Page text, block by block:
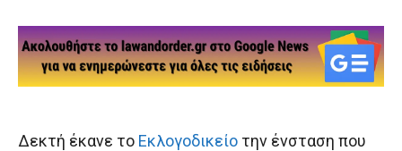
Δεκτή έκανε το Εκλογοδικείο την ένσταση που